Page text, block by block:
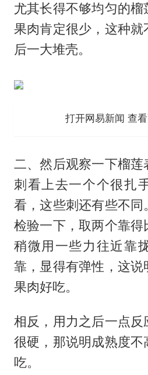
尤其长得不够均匀的榴
果肉肯定很少，这种
后一大堆壳。
打开网易新闻 查
二、然后观察一下榴
刺看上去一个个很扎
看，这些刺还有些不
检验一下，取两个靠得
稍微用一些力往近靠
靠，显得有弹性，这说
果肉好吃。
相反，用力之后一点
很硬，那说明成熟度
吃。